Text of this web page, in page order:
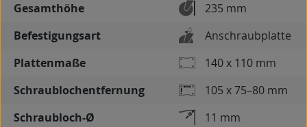
Gesamthöhe
235 mm
Befestigungsart
Anschraubplatte
Plattenmaße
140 x 110 mm
Schraublochentfernung
105 x 75–80 mm
Schraubloch-Ø
11 mm